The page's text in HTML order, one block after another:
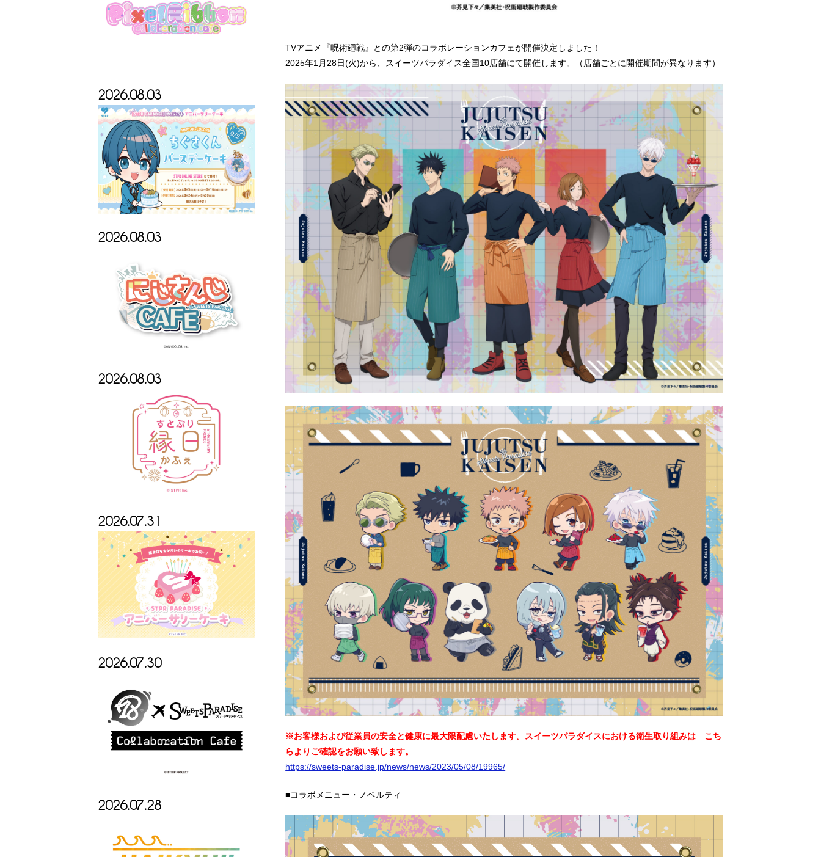
2026.08.03
2026.08.03
2026.08.03
2026.07.31
2026.07.30
2026.07.28
TVアニメ『呪術廻戦』との第2弾のコラボレーションカフェが開催決定しました！
2025年1月28日(火)から、スイーツパラダイス全国10店舗にて開催します。（店舗ごとに開催期間が異なります）
※お客様および従業員の安全と健康に最大限配慮いたします。スイーツパラダイスにおける衛生取り組みは こち
らよりご確認をお願い致します。
https://sweets-paradise.jp/news/news/2023/05/08/19965/
■コラボメニュー・ノベルティ